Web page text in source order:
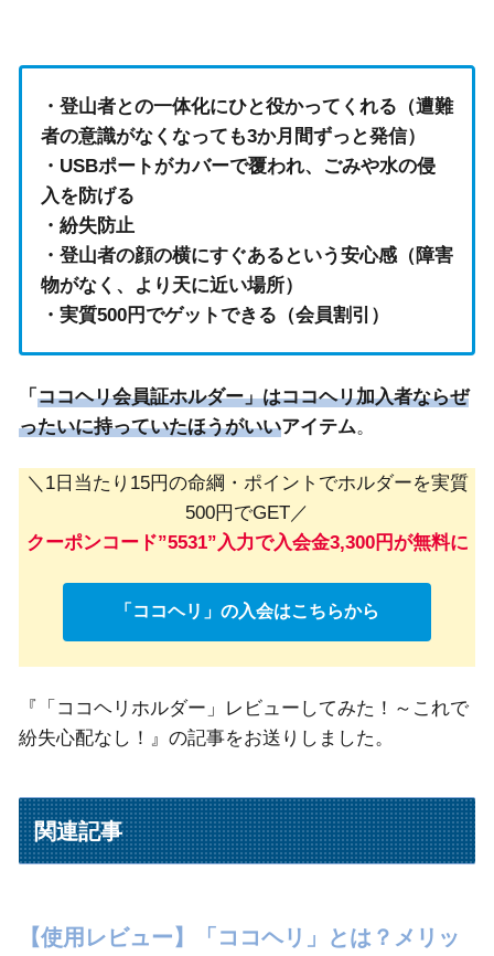
・登山者との一体化にひと役かってくれる（遭難
者の意識がなくなっても3か月間ずっと発信）
・USBポートがカバーで覆われ、ごみや水の侵
入を防げる
・紛失防止
・登山者の顔の横にすぐあるという安心感（障害
物がなく、より天に近い場所）
・実質500円でゲットできる（会員割引）
「 ココヘリ会員証ホルダー」はココヘリ加入者ならぜ
ったいに持っていたほうがいいアイテム。
＼1日当たり15円の命綱・ポイントでホルダーを実質
500円でGET／
クーポンコード”5531”入力で入会金3,300円が無料に
「ココヘリ」の入会はこちらから
『「ココヘリホルダー」レビューしてみた！～これで
紛失心配なし！』の記事をお送りしました。
関連記事
【使用レビュー】「ココヘリ」とは？メリッ